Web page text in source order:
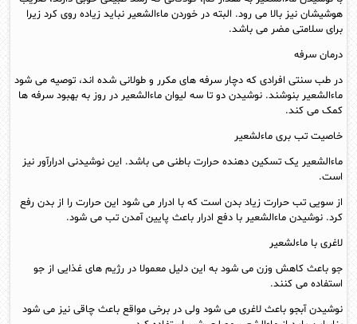
هوشیشان نیز بالا می رود. البته در خوردن ماءالشعیر نباید زیاده روی کرد زیرا
برای سلامتی مضر می باشد.
درمان سرفه
در طب سنتی افرادی که دچار سرفه های مکرر و طولانی شده اند، توصیه می شود
ماءالشعیر بنوشند. نوشیدن دو تا سه لیوان ماءالشعیر در روز به بهبود سرفه ها
کمک می کند.
خاصیت تب بری ماءلشعیر
ماءالشعیر یک تسکین دهنده حرارت باطنی می باشد. این نوشیدنی ادرارآور نیز
است.
از سویی تب حرارت زیاد بدن است که با ادرار می شود این حرارت را از بدن رفع
کرد. نوشیدن ماءالشعیر با دفع ادرار باعث پایین آمدن تب می شود.
لاغری با ماءلشعیر
جو باعث کاهش وزن می شود به این دلیل معمولا در رژیم های غذایی از جو
استفاده می کنند.
نوشیدن آبجو باعث لاغری می شود ولی در برخی مواقع باعث چاقی نیز می شود